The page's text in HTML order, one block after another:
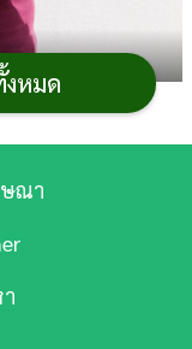
ลน์ผ่านแอปฯ กัน
กใจและเริ่มคุย
พบเจอผู้คนมากนัก
ายหลายแอปฯ เลย
หาคู่ปี 2024 ที่น่า
หมด
ณา